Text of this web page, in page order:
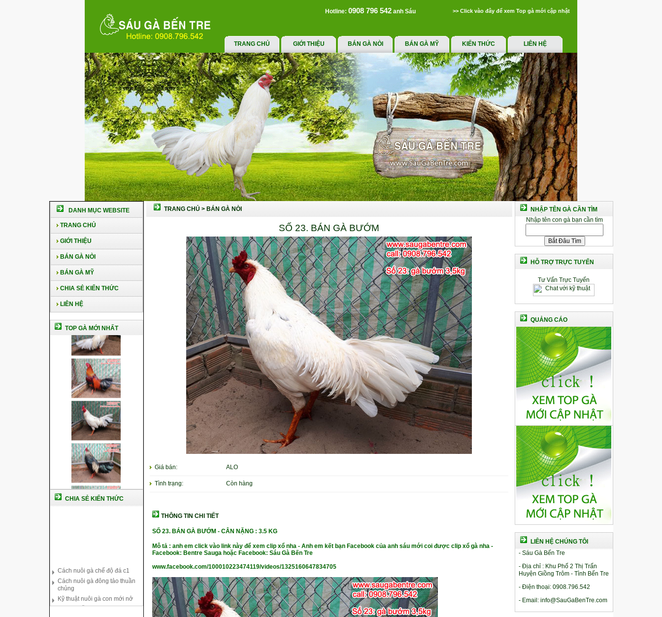
Hotline: 0908 796 542 anh Sáu >> Click vào đây để xem Top gà mới cập nhật
TRANG CHỦ GIỚI THIỆU BÁN GÀ NÒI BÁN GÀ MỸ KIẾN THỨC LIÊN HỆ
DANH MỤC WEBSITE
TRANG CHỦ
GIỚI THIỆU
BÁN GÀ NÒI
BÁN GÀ MỸ
CHIA SẺ KIẾN THỨC
LIÊN HỆ
TOP GÀ MỚI NHẤT
CHIA SẺ KIẾN THỨC
chủng
Kỹ thuật nuôi gà con mới nở
Hướng dẫn nuôi gà đá
Tại sao bạn cần biết cách nuôi
gà chọi ?
TRANG CHỦ > BÁN GÀ NÒI
SỐ 23. BÁN GÀ BƯỚM
Giá bán: ALO
Tình trạng: Còn hàng
THÔNG TIN CHI TIẾT
SỐ 23. BÁN GÀ BƯỚM - CÂN NẶNG : 3.5 KG
Mô tả : anh em click vào link này để xem clip xổ nha - Anh em kết bạn Facebook của anh sáu mới coi được clip xổ gà nha -
Facebook: Bentre Sauga hoặc Facebook: Sáu Gà Bến Tre
www.facebook.com/100010223474119/videos/1325160647834705
NHẬP TÊN GÀ CẦN TÌM
Nhập tên con gà bạn cần tìm
HỖ TRỢ TRỰC TUYẾN
Tư Vấn Trực Tuyến
QUẢNG CÁO
LIÊN HỆ CHÚNG TÔI
- Sáu Gà Bến Tre
- Địa chỉ : Khu Phố 2 Thị Trấn
Huyện Giồng Trôm - Tỉnh Bến Tre
- Điện thoại: 0908.796.542
- Email: info@SauGaBenTre.com